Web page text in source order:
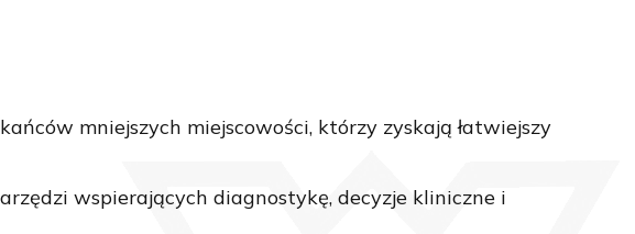
mniejszych miejscowości, którzy zyskają łatwiejszy
wspierających diagnostykę, decyzje kliniczne i